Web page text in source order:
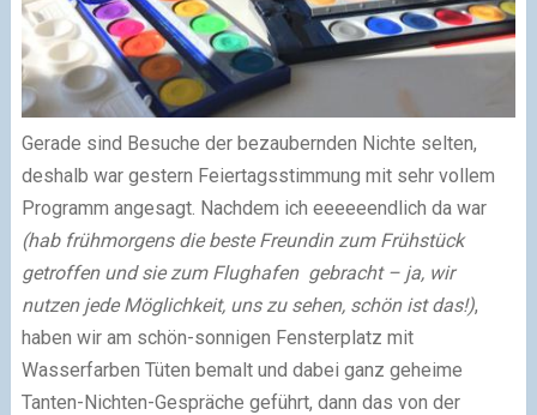
Gerade sind Besuche der bezaubernden Nichte selten,
deshalb war gestern Feiertagsstimmung mit sehr vollem
Programm angesagt. Nachdem ich eeeeeendlich da war
(hab frühmorgens die beste Freundin zum Frühstück
getroffen und sie zum Flughafen gebracht – ja, wir
nutzen jede Möglichkeit, uns zu sehen, schön ist das!),
haben wir am schön-sonnigen Fensterplatz mit
Wasserfarben Tüten bemalt und dabei ganz geheime
Tanten-Nichten-Gespräche geführt, dann das von der